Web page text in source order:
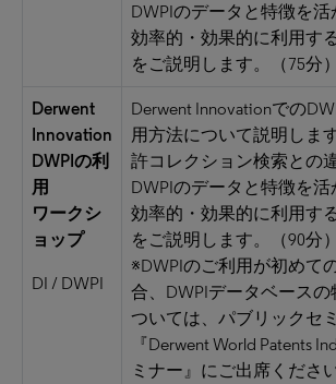
DWPIのデータと特徴を活
効率的・効果的に利用す
をご説明します。（75分）
Derwent
Innovation
DWPIの利
用
ワークシ
ョップ
DI / DWPI
Derwent Innovationでの
用方法について説明しま
許コレクション検索との違
DWPIのデータと特徴を活
効率的・効果的に利用す
をご説明します。（90分）
※DWPIのご利用が初めて
合、DWPIデータベースの
ついては、パブリックセ
『Derwent World Patents
ミナー』にご出席ください